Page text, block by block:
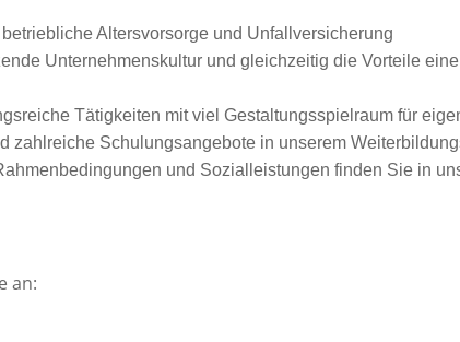
Altersvorsorge und Unfallversicherung
Unternehmenskultur und gleichzeitig die Vorteile
Tätigkeiten mit viel Gestaltungsspielraum für
zahlreiche Schulungsangebote in unserem
und Sozialleistungen finden Sie in
an: